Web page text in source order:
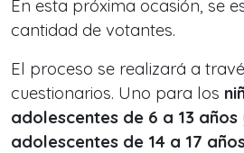
En esta próxima ocasión, se
cantidad de votantes.
El proceso se realizará a
cuestionarios. Uno para los
adolescentes de 6 a 13 años
adolescentes de 14 a 17